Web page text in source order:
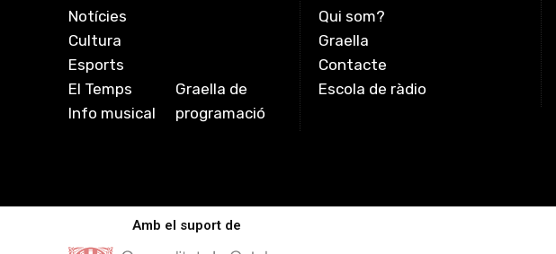
Notícies
Cultura
Esports
El Temps
Info musical
Graella de
programació
Qui som?
Graella
Contacte
Escola de ràdio
Amb el suport de